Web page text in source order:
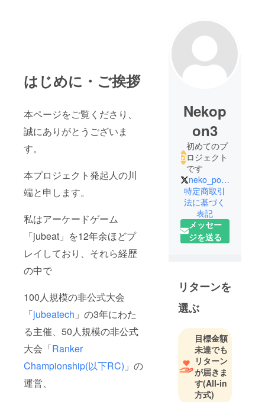
はじめに・ご挨拶
本ページをご覧くださり、
誠にありがとうございま
す。
本プロジェクト発起人の川
端と申します。
私はアーケードゲーム
「jubeat」を12年余ほどプ
レイしており、それら経歴
の中で
100人規模の非公式大会
「jubeatech 」の3年にわた
る主催、50人規模の非公式
大会「Ranker
Championship(以下RC) 」の
運営、
Nekop
on3
初めてのプ
ロジェクト
です
neko_pon3
特定商取引
法に基づく
表記
メッセー
ジを送る
リターンを
選ぶ
目標金額
未達でも
リターン
が届きま
す(All-in
方式)